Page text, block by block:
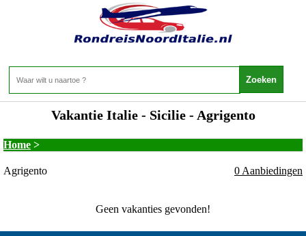
Vakantie Italie - Sicilie - Agrigento
Home >
Agrigento 0 Aanbiedingen
Geen vakanties gevonden!